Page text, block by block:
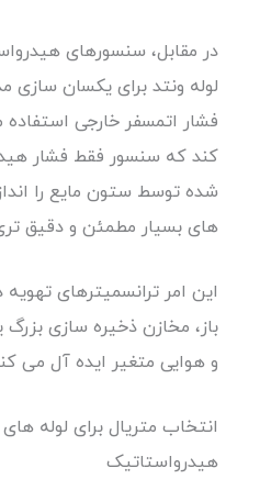
در مقابل، سنسورهای
لوله ونتد برای یکسان سازی
فشار اتمسفر خارجی
کند که سنسور فقط فشار
شده توسط ستون مایع را
های بسیار مطمئن و دقیق
این امر ترانسمیترهای
باز، مخازن ذخیره سازی
و هوایی متغیر ایده آل می
انتخاب متریال برای لوله های
هیدرواستاتیک